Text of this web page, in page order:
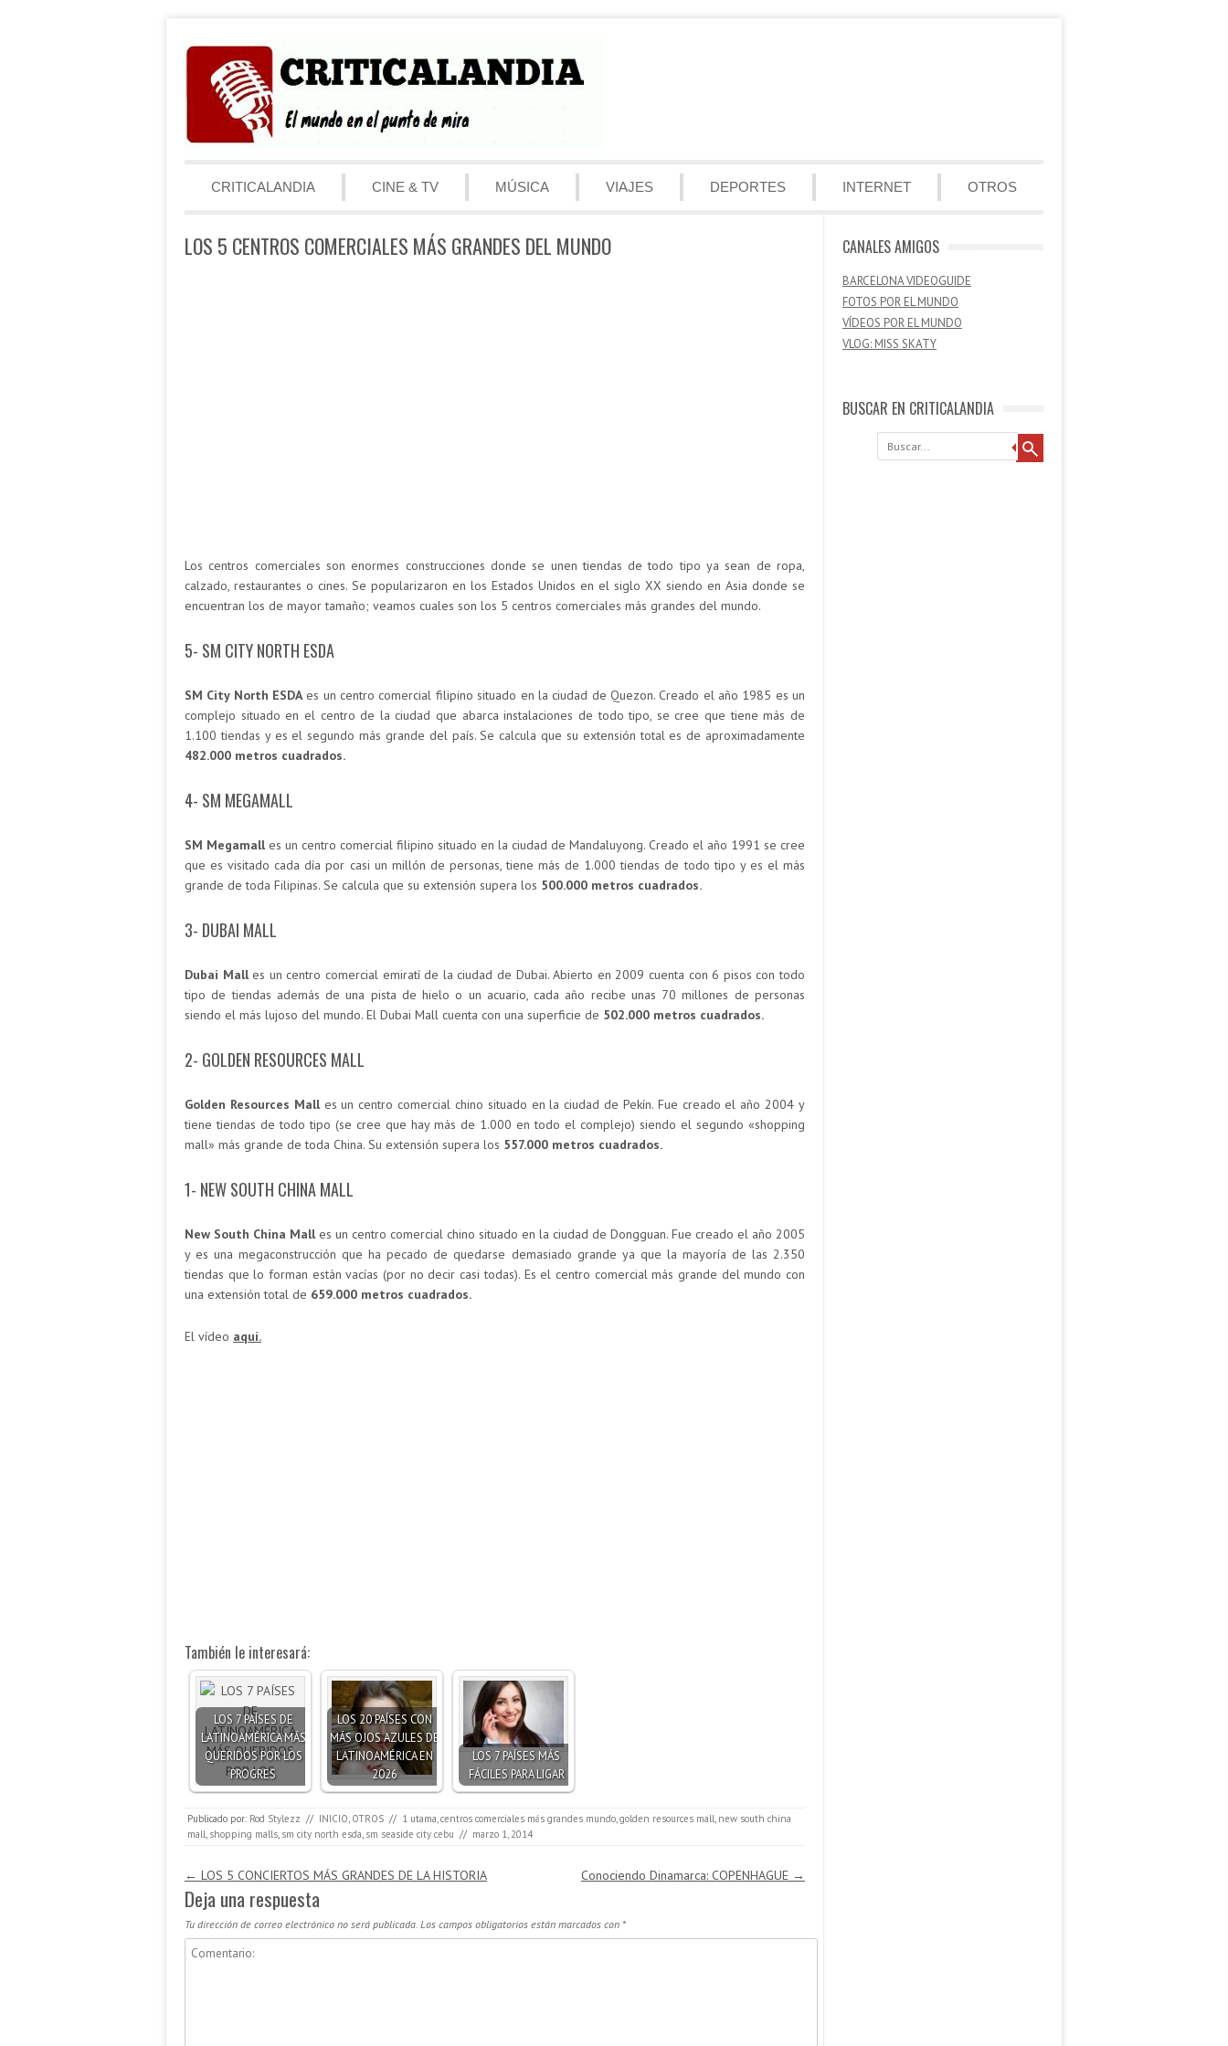
Menú
CRITICALANDIA
CINE & TV MÚSICA VIAJES DEPORTES INTERNET OTROS
LOS 5 CENTROS COMERCIALES MÁS GRANDES DEL MUNDO
Los centros comerciales son enormes construcciones donde se unen tiendas de todo tipo ya sean de ropa,
calzado, restaurantes o cines. Se popularizaron en los Estados Unidos en el siglo XX siendo en Asia donde se
encuentran los de mayor tamaño; veamos cuales son los 5 centros comerciales más grandes del mundo.
5- SM CITY NORTH ESDA
SM City North ESDAes un centro comercial filipino situado en la ciudad de Quezon. Creado el año 1985 es un
complejo situado en el centro de la ciudad que abarca instalaciones de todo tipo, se cree que tiene más de
1.100 tiendas y es el segundo más grande del país. Se calcula que su extensión total es de aproximadamente
482.000 metros cuadrados.
4- SM MEGAMALL
SM Megamalles un centro comercial filipino situado en la ciudad de Mandaluyong. Creado el año 1991 se cree
que es visitado cada día por casi un millón de personas, tiene más de 1.000 tiendas de todo tipo y es el más
grande de toda Filipinas. Se calcula que su extensión supera los 500.000 metros cuadrados.
3- DUBAI MALL
Dubai Malles un centro comercial emiratí de la ciudad de Dubai. Abierto en 2009 cuenta con 6 pisos con todo
tipo de tiendas además de una pista de hielo o un acuario, cada año recibe unas 70 millones de personas
siendo el más lujoso del mundo. El Dubai Mall cuenta con una superficie de 502.000 metros cuadrados.
2- GOLDEN RESOURCES MALL
Golden Resources Malles un centro comercial chino situado en la ciudad de Pekín. Fue creado el año 2004 y
tiene tiendas de todo tipo (se cree que hay más de 1.000 en todo el complejo) siendo el segundo «shopping
mall» más grande de toda China. Su extensión supera los 557.000 metros cuadrados.
1- NEW SOUTH CHINA MALL
New South China Malles un centro comercial chino situado en la ciudad de Dongguan. Fue creado el año 2005
y es una megaconstrucción que ha pecado de quedarse demasiado grande ya que la mayoría de las 2.350
tiendas que lo forman están vacías (por no decir casi todas). Es el centro comercial más grande del mundo con
una extensión total de 659.000 metros cuadrados.
El vídeo aquí.
También le interesará:
LOS 7 PAÍSES DE
LATINOAMÉRICA MÁS
QUERIDOS POR LOS
PROGRES
LOS 20 PAÍSES CON
MÁS OJOS AZULES DE
LATINOAMÉRICA EN
2026
LOS 7 PAÍSES MÁS
FÁCILES PARA LIGAR
Publicado por: Rod Stylezz // INICIO, OTROS // 1 utama,centros comerciales más grandes mundo,golden resources mall, new south china
mall, shopping malls, sm city north esda, sm seaside city cebu // marzo 1, 2014
Navegación de entradas
← LOS 5 CONCIERTOS MÁS GRANDES DE LA HISTORIA Conociendo Dinamarca: COPENHAGUE →
Deja una respuesta
Tu dirección de correo electrónico no será publicada. Los campos obligatorios están marcados con *
CANALES AMIGOS
BARCELONA VIDEOGUIDE
FOTOS POR EL MUNDO
VÍDEOS POR EL MUNDO
VLOG: MISS SKATY
BUSCAR EN CRITICALANDIA
Buscar